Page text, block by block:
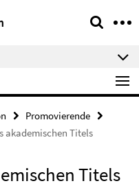
Promovierende
akademischen Titels
Titels